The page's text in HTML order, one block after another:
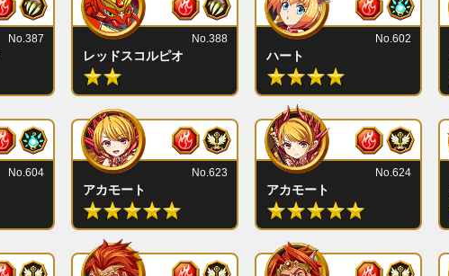
No.387
レッドスコルピオ
No.388
ハート
No.602
No.604
アカモート
No.623
アカモート
No.624